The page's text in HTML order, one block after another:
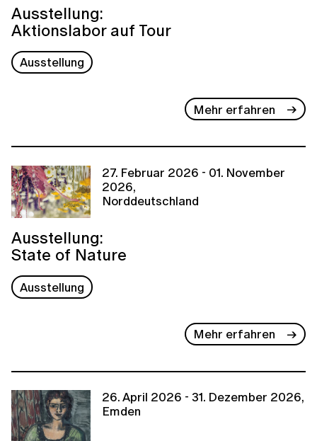
Ausstellung:
Aktionslabor auf Tour
Ausstellung
Mehr erfahren
27. Februar 2026 - 01. November
2026,
Norddeutschland
Ausstellung:
State of Nature
Ausstellung
Mehr erfahren
26. April 2026 - 31. Dezember 2026,
Emden